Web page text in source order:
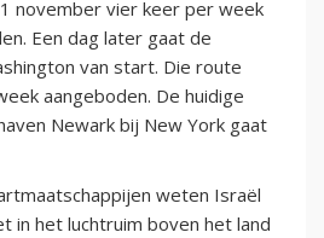
november vier keer per week
Een dag later gaat de
van start. Die route
aangeboden. De huidige
Newark bij New York gaat
weten Israël
in het luchtruim boven het land